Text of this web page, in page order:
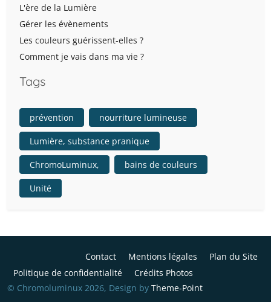
L'ère de la Lumière
Gérer les évènements
Les couleurs guérissent-elles ?
Comment je vais dans ma vie ?
Tags
prévention nourriture lumineuse
Lumière, substance pranique
ChromoLuminux, bains de couleurs
Unité
Contact Mentions légales
Plan du Site
Politique de confidentialité
Crédits Photos
© Chromoluminux 2026, Design by Theme-Point